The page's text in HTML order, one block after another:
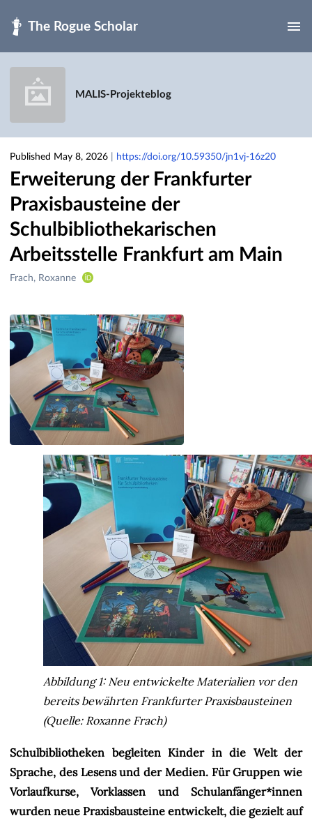
MALIS-Projekteblog
Published May 8, 2026 https://doi.org/10.59350/jn1vj-16z20
Erweiterung der Frankfurter
Praxisbausteine der
Schulbibliothekarischen
Arbeitsstelle Frankfurt am Main
Creators
Frach, Roxanne
Abbildung 1: Neu entwickelte Materialien vor den
bereits bewährten Frankfurter Praxisbausteinen
(Quelle: Roxanne Frach)
Schulbibliotheken begleiten Kinder in die Welt der
Sprache, des Lesens und der Medien. Für Gruppen wie
Vorlaufkurse, Vorklassen und Schulanfänger*innen
wurden neue Praxisbausteine entwickelt, die gezielt auf